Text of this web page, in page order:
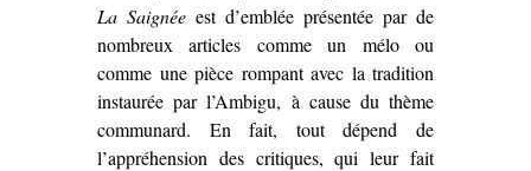
La Saignée est d’emblée présentée par de
nombreux articles comme un mélo ou
comme une pièce rompant avec la tradition
instaurée par l’Ambigu, à cause du thème
communard. En fait, tout dépend de
l’appréhension des critiques, qui leur fait